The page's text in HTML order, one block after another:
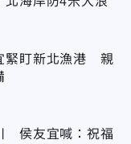
緊盯新北漁港 親
侯友宜喊：祝福